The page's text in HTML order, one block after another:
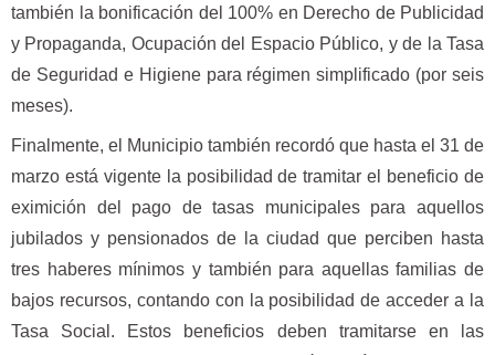
también la bonificación del 100% en Derecho de Publicidad
y Propaganda, Ocupación del Espacio Público, y de la Tasa
de Seguridad e Higiene para régimen simplificado (por seis
meses).
Finalmente, el Municipio también recordó que hasta el 31 de
marzo está vigente la posibilidad de tramitar el beneficio de
eximición del pago de tasas municipales para aquellos
jubilados y pensionados de la ciudad que perciben hasta
tres haberes mínimos y también para aquellas familias de
bajos recursos, contando con la posibilidad de acceder a la
Tasa Social. Estos beneficios deben tramitarse en las